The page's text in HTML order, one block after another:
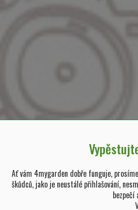
Ať vám 4mygarden dobře funguje,
škůdců, jako je neustálé přihlašování,